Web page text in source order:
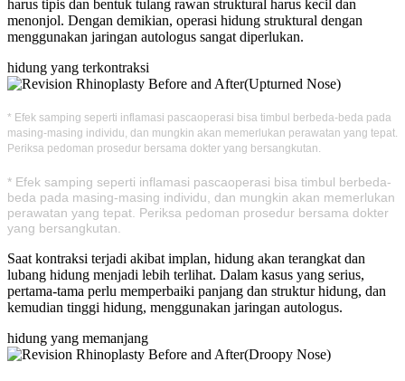
harus tipis dan bentuk tulang rawan struktural harus kecil dan
menonjol. Dengan demikian, operasi hidung struktural dengan
menggunakan jaringan autologus sangat diperlukan.
hidung yang terkontraksi
* Efek samping seperti inflamasi pascaoperasi bisa timbul berbeda-beda pada
masing-masing individu, dan mungkin akan memerlukan perawatan yang tepat.
Periksa pedoman prosedur bersama dokter yang bersangkutan.
* Efek samping seperti inflamasi pascaoperasi bisa timbul berbeda-
beda pada masing-masing individu, dan mungkin akan memerlukan
perawatan yang tepat. Periksa pedoman prosedur bersama dokter
yang bersangkutan.
Saat kontraksi terjadi akibat implan, hidung akan terangkat dan
lubang hidung menjadi lebih terlihat. Dalam kasus yang serius,
pertama-tama perlu memperbaiki panjang dan struktur hidung, dan
kemudian tinggi hidung, menggunakan jaringan autologus.
hidung yang memanjang